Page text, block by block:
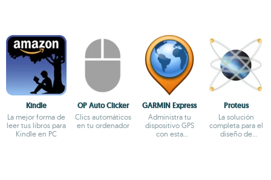
Kindle
La mejor forma de
leer tus libros para
Kindle en PC
OP Auto Clicker
Clics automáticos
en tu ordenador
GARMIN Express
Administra tu
dispositivo GPS
con esta
Proteus
La solución
completa para el
diseño de